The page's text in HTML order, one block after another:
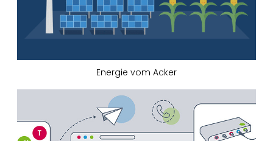
Energie vom Acker